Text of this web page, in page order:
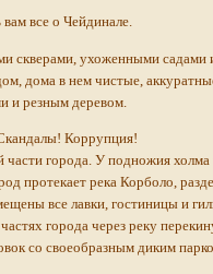
все о Чейдинале.
скверами, ухоженными садами
дома в нем чистые,
и резным деревом.
Коррупция!
города. У подножия
протекает река Корболо,
все лавки, гостиницы и
города через реку
со своеобразным диким